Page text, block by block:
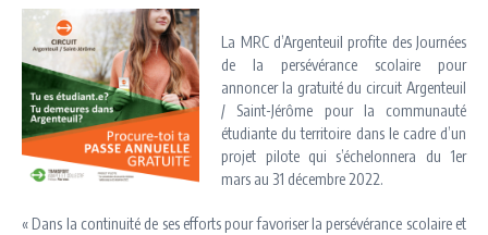
La MRC d’Argenteuil profite des Journées
de la persévérance scolaire pour
annoncer la gratuité du circuit Argenteuil
/ Saint-Jérôme pour la communauté
étudiante du territoire dans le cadre d’un
projet pilote qui s’échelonnera du 1er
mars au 31 décembre 2022.
« Dans la continuité de ses efforts pour favoriser la persévérance scolaire et